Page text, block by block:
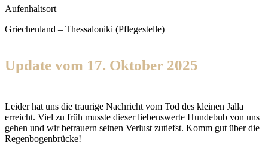
Aufenhaltsort
Griechenland – Thessaloniki (Pflegestelle)
Update vom 17. Oktober 2025
Leider hat uns die traurige Nachricht vom Tod des kleinen Jalla
erreicht. Viel zu früh musste dieser liebenswerte Hundebub von uns
gehen und wir betrauern seinen Verlust zutiefst. Komm gut über die
Regenbogenbrücke!